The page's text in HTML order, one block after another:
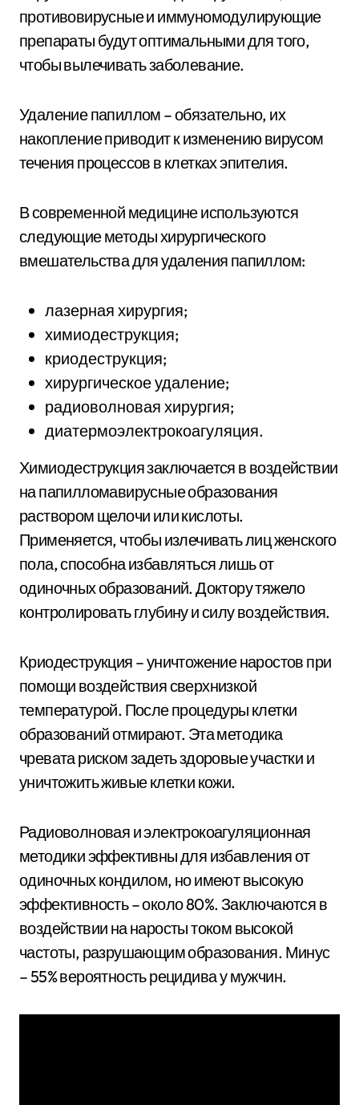
противовирусные и иммуномодулирующие
препараты будут оптимальными для того,
чтобы вылечивать заболевание.
Удаление папиллом – обязательно, их
накопление приводит к изменению вирусом
течения процессов в клетках эпителия.
В современной медицине используются
следующие методы хирургического
вмешательства для удаления папиллом:
лазерная хирургия;
химиодеструкция;
криодеструкция;
хирургическое удаление;
радиоволновая хирургия;
диатермоэлектрокоагуляция.
Химиодеструкция заключается в воздействии
на папилломавирусные образования
раствором щелочи или кислоты.
Применяется, чтобы излечивать лиц женского
пола, способна избавляться лишь от
одиночных образований. Доктору тяжело
контролировать глубину и силу воздействия.
Криодеструкция – уничтожение наростов при
помощи воздействия сверхнизкой
температурой. После процедуры клетки
образований отмирают. Эта методика
чревата риском задеть здоровые участки и
уничтожить живые клетки кожи.
Радиоволновая и электрокоагуляционная
методики эффективны для избавления от
одиночных кондилом, но имеют высокую
эффективность – около 80%. Заключаются в
воздействии на наросты током высокой
частоты, разрушающим образования. Минус
– 55% вероятность рецидива у мужчин.